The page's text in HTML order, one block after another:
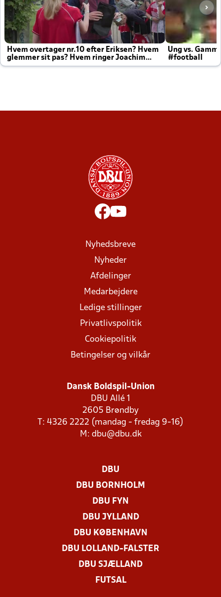
Hvem overtager nr.10 efter Eriksen? Hvem
glemmer sit pas? Hvem ringer Joachim
altid til efter kampe?
Ung vs.
#football
Nyhedsbreve
Nyheder
Afdelinger
Medarbejdere
Ledige stillinger
Privatlivspolitik
Cookiepolitik
Betingelser og vilkår
Dansk Boldspil-Union
DBU Allé 1
2605 Brøndby
T: 4326 2222 (mandag - fredag 9-16)
M: dbu@dbu.dk
DBU
DBU BORNHOLM
DBU FYN
DBU JYLLAND
DBU KØBENHAVN
DBU LOLLAND-FALSTER
DBU SJÆLLAND
FUTSAL